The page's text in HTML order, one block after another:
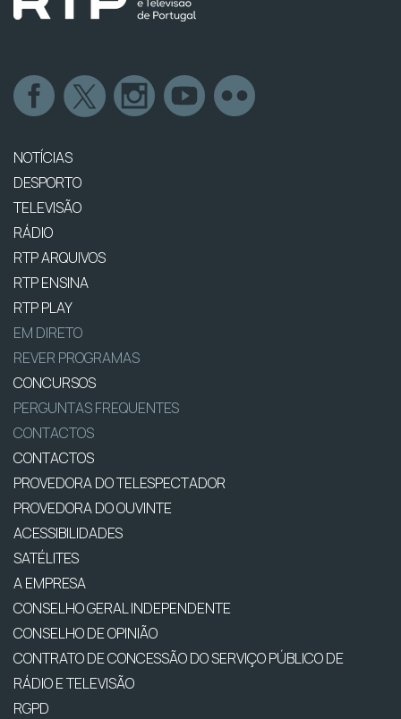
NOTÍCIAS
DESPORTO
TELEVISÃO
RÁDIO
RTP ARQUIVOS
RTP ENSINA
RTP PLAY
EM DIRETO
REVER PROGRAMAS
CONCURSOS
PERGUNTAS FREQUENTES
CONTACTOS
CONTACTOS
PROVEDORA DO TELESPECTADOR
PROVEDORA DO OUVINTE
ACESSIBILIDADES
SATÉLITES
A EMPRESA
CONSELHO GERAL INDEPENDENTE
CONSELHO DE OPINIÃO
CONTRATO DE CONCESSÃO DO SERVIÇO PÚBLICO DE
RÁDIO E TELEVISÃO
RGPD